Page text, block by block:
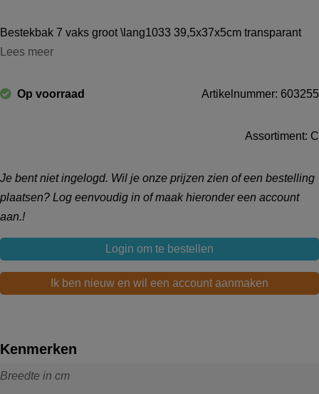
Bestekbak 7 vaks groot \lang1033 39,5x37x5cm transparant
Lees meer
Op voorraad Artikelnummer: 603255
Assortiment: C
Je bent niet ingelogd. Wil je onze prijzen zien of een bestelling
plaatsen? Log eenvoudig in of maak hieronder een account
aan.!
Login om te bestellen
Ik ben nieuw en wil een account aanmaken
Kenmerken
Breedte in cm